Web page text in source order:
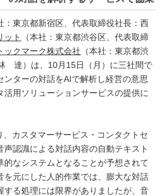
：東京都新宿区、代表取締役社長：西
ット
（本社：東京都渋谷区、代表取締
ックマーク株式会社 （本社：東京都渋
達）は、10月15日（月）に三社間で
ンターの対話をAIで解析し経営の意思
用ソリューションサービスの提供に
カスタマーサービス・コンタクトセ
声認識による対話内容の自動テキスト
的なシステムとなることが予想されて
を元にした人的作業では、膨大な対話
する処理には限界がありましたが、音